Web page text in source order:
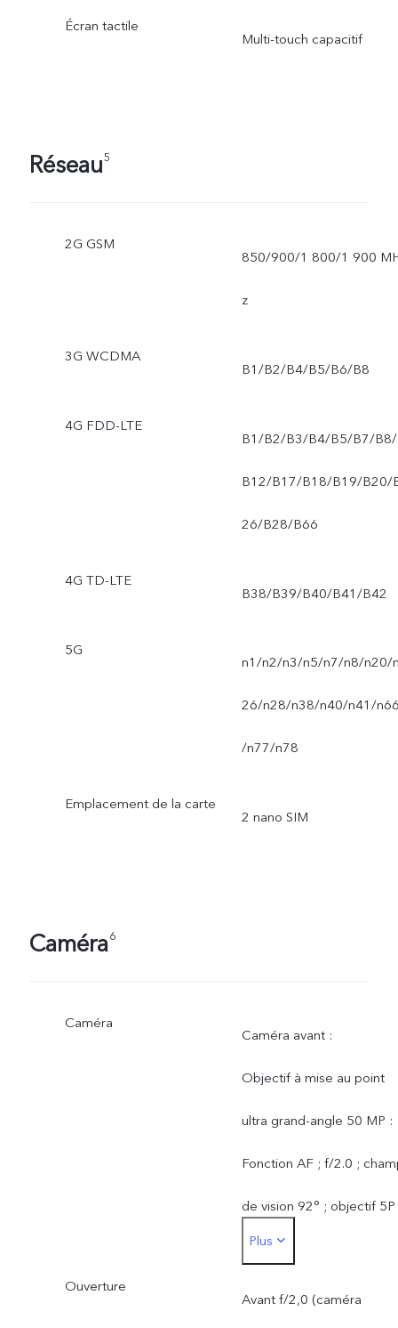
Écran tactile
Multi-touch capacitif
Réseau5
2G GSM
850/900/1 800/1 900
z
3G WCDMA
B1/B2/B4/B5/B6/B8
4G FDD-LTE
B1/B2/B3/B4/B5/B7/B8/
B12/B17/B18/B19/B20/
26/B28/B66
4G TD-LTE
B38/B39/B40/B41/B42
5G
n1/n2/n3/n5/n7/n8/n20/
26/n28/n38/n40/n41/
/n77/n78
Emplacement de la carte
2 nano SIM
Caméra6
Caméra
Caméra avant :
Objectif à mise au point
ultra grand-angle 50 MP :
Fonction AF ; f/2.0 ;
de vision 92° ; objectif 5P
Caméra arrière :
Caméra principale 50 MP
Plus
Ouverture
Avant f/2,0 (caméra